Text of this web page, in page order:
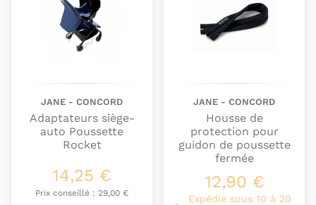
JANE - CONCORD
Adaptateurs siège-
auto Poussette
Rocket
14,25 €
Prix conseillé : 29,00 €
JANE - CONCORD
Housse de
protection pour
guidon de poussette
fermée
12,90 €
Expédié sous 10 à 20